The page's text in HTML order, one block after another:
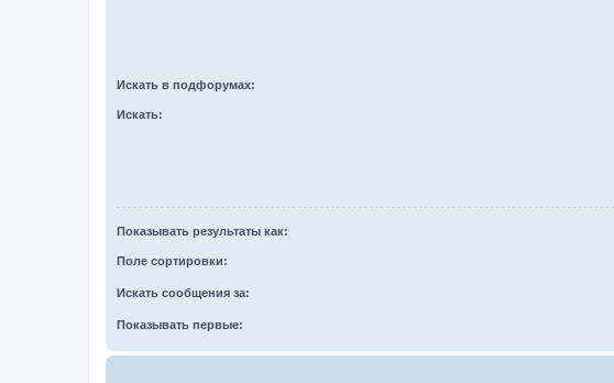
Искать в подфорумах:
Искать:
Показывать результаты как:
Поле сортировки:
Искать сообщения за:
Показывать первые: